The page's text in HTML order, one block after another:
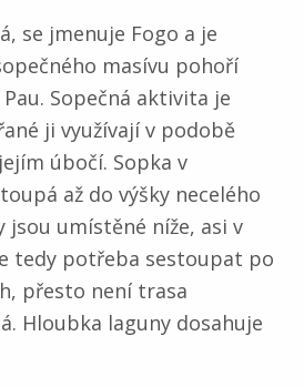
se jmenuje Fogo a je
masívu pohoří
Sopečná aktivita je
ji využívají v podobě
úbočí. Sopka v
až do výšky necelého
umístěné níže, asi v
tedy potřeba sestoupat po
přesto není trasa
Hloubka laguny dosahuje